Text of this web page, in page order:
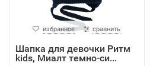
избранное сравнить
Шапка для девочки Ритм
kids, Миалт темно-си...